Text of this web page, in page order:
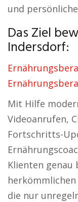
und
Das Ziel
Indersdorf:
Mit Hilfe
Videoanrufen,
Fortschritts-
Klienten genau
die nur